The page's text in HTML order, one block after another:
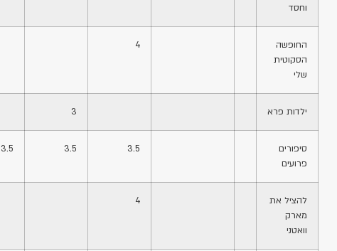
וחסד
החופשה
הסקוטית
שלי
4
ילדות פרא 3
סיפורים
פרועים
3.5
3.5
3.5
להציל את
מארק
וואטני
4